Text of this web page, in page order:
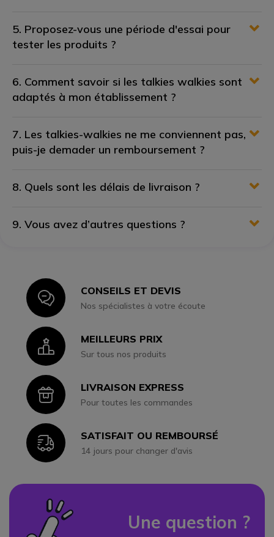
5. Proposez-vous une période d'essai pour
tester les produits ?
6. Comment savoir si les talkies walkies sont
adaptés à mon établissement ?
7. Les talkies-walkies ne me conviennent pas,
puis-je demader un remboursement ?
8. Quels sont les délais de livraison ?
9. Vous avez d’autres questions ?
IconCONSEILS ET DEVIS
Nos spécialistes à votre écoute
IconMEILLEURS PRIX
Sur tous nos produits
IconLIVRAISON EXPRESS
Pour toutes les commandes
IconSATISFAIT OU REMBOURSÉ
14 jours pour changer d'avis
Une question ?